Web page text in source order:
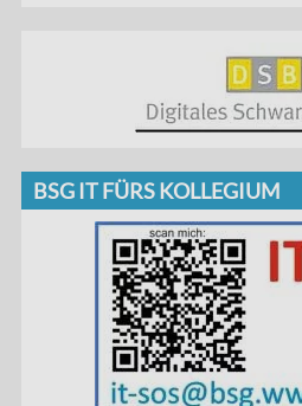
BSG IT FÜRS KOLLEGIUM